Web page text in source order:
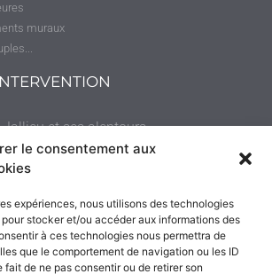
le consentement aux
expériences, nous utilisons des technologies
stocker et/ou accéder aux informations des
à ces technologies nous permettra de
que le comportement de navigation ou les ID
fait de ne pas consentir ou de retirer son
muraux
et ses alentours
kilomètres)